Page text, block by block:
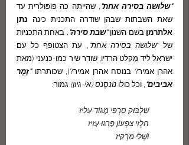
"שלושה בסירה אחת"
שאת השבתות שבהן שודרה התכנית כינה
אלתרמן בשם השנון "שבת סירה"
של "שלושה בסירה אחת"
אהרן אמיר? בנוסח אהרן אמיר?), שכותרתו
אביבים", וכל כולו נוֹנסֶנס (אי-גיון) גמור:
שַׁלְבּוּק סַרְפֵּי מָגוֹד עַלִיז
חִלְזֵי צִפְעוֹן פָּרְגוּ עָזִיז
וּשְׁלֵי מַרְקִיז